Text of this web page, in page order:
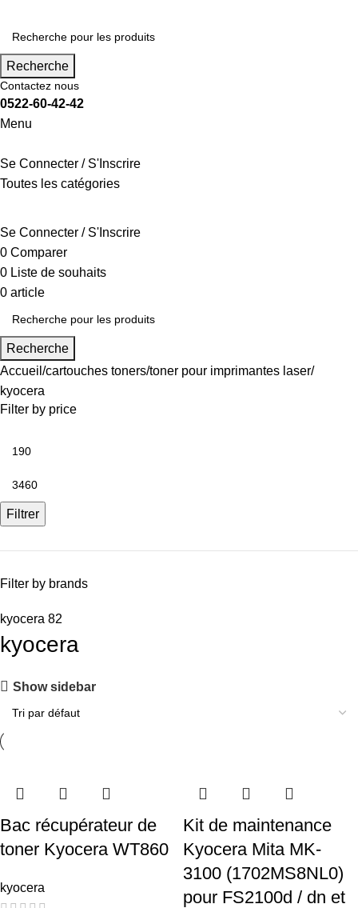
Recherche
Contactez nous
0522-60-42-42
Menu
Se Connecter / S'Inscrire
Toutes les catégories
Se Connecter / S'Inscrire
0 Comparer
0 Liste de souhaits
0 article
Recherche
Accueil cartouches toners toner pour imprimantes laser
kyocera
Filter by price
Filtrer
Filter by brands
kyocera 82
kyocera
Show sidebar
Bac récupérateur de
toner Kyocera WT860
kyocera
Kit de maintenance
Kyocera Mita MK-
3100 (1702MS8NL0)
pour FS2100d / dn et